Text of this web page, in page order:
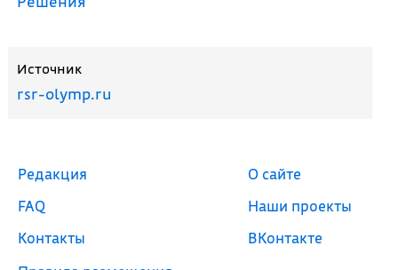
Источник
rsr-olymp.ru
Редакция
FAQ
Контакты
О сайте
Наши проекты
ВКонтакте